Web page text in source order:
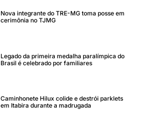
Nova integrante do TRE-MG toma posse em
cerimônia no TJMG
Legado da primeira medalha paralímpica do
Brasil é celebrado por familiares
Caminhonete Hilux colide e destrói parklets
em Itabira durante a madrugada